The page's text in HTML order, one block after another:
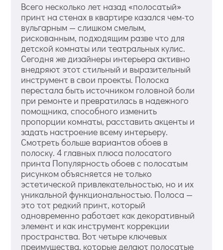
Всего несколько лет назад «полосатый»
принт на стенах в квартире казался чем-то
вульгарным — слишком смелым,
рискованным, подходящим разве что для
детской комнаты или театральных кулис.
Сегодня же дизайнеры интерьера активно
внедряют этот стильный и выразительный
инструмент в свои проекты. Полоска
перестала быть источником головной боли
при ремонте и превратилась в надежного
помощника, способного изменить
пропорции комнаты, расставить акценты и
задать настроение всему интерьеру.
Смотреть больше вариантов обоев в
полоску. 4 главных плюса полосатого
принта Популярность обоев с полосатым
рисунком объясняется не только
эстетической привлекательностью, но и их
уникальной функциональностью. Полоса —
это тот редкий принт, который
одновременно работает как декоративный
элемент и как инструмент коррекции
пространства. Вот четыре ключевых
преимущества, которые делают полосатые